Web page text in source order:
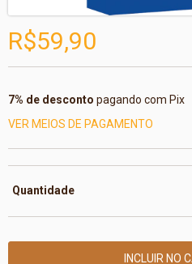
R$59,90
7% de desconto pagando com Pix
VER MEIOS DE PAGAMENTO
Quantidade